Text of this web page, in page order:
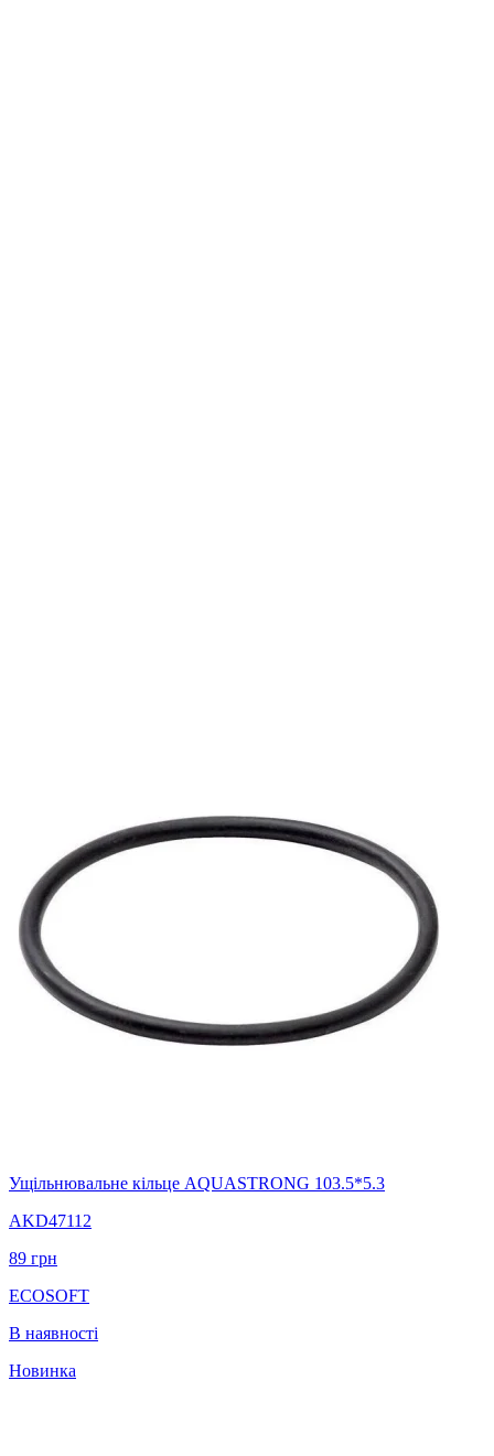
Ущільнювальне кільце AQUASTRONG 103.5*5.3
AKD47112
89 грн
ECOSOFT
В наявності
Новинка